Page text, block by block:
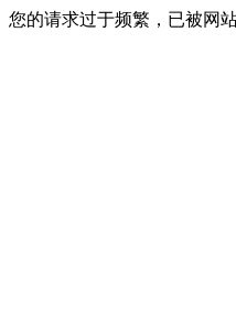
您的请求过于频繁，已被网